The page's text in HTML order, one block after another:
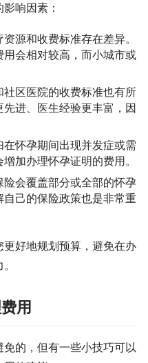
响因素：
源和收费标准存在差异。
会相对较高，而小城市或
区医院的收费标准也有所
进、医生经验更丰富，因
怀孕期间出现并发症或需
加办理怀孕证明的费用。
会覆盖部分或全部的怀孕
己的保险政策也是非常重
好地规划预算，避免在办
用
的，但有一些小技巧可以